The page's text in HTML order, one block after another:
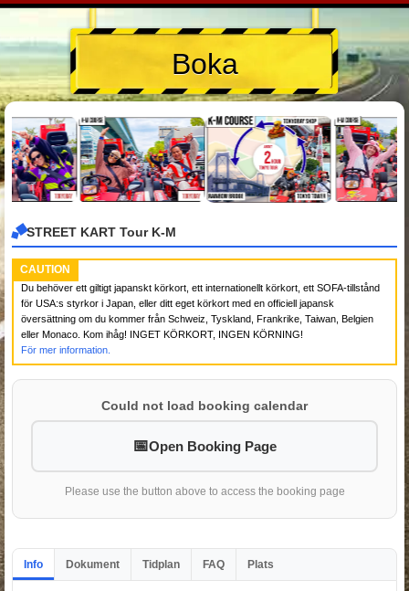
Boka
STREET KART Tour K-M
CAUTION
Du behöver ett giltigt japanskt körkort, ett internationellt körkort, ett SOFA-tillstånd
för USA:s styrkor i Japan, eller ditt eget körkort med en officiell japansk
översättning om du kommer från Schweiz, Tyskland, Frankrike, Taiwan, Belgien
eller Monaco. Kom ihåg! INGET KÖRKORT, INGEN KÖRNING!
För mer information.
Could not load booking calendar
Open Booking Page
Please use the button above to access the booking page
Info Dokument Tidplan FAQ Plats